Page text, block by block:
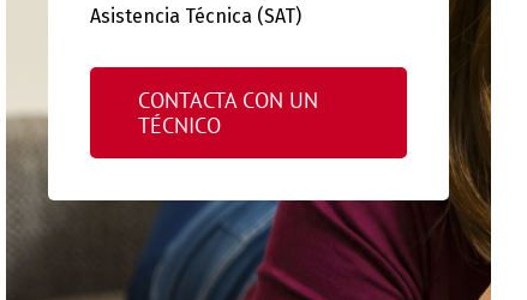
Asistencia Técnica (SAT)
CONTACTA CON UN
TÉCNICO